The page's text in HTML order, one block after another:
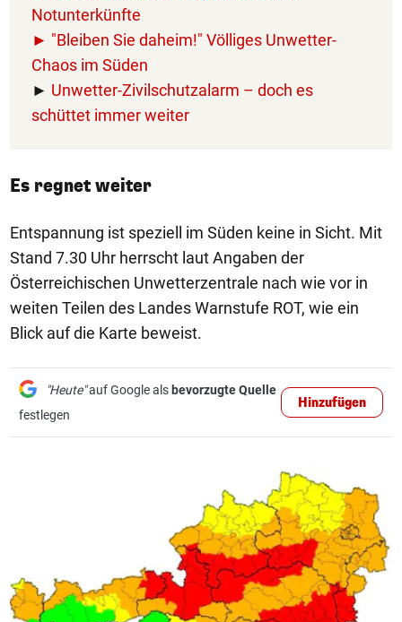
Notunterkünfte
► "Bleiben Sie daheim!" Völliges Unwetter-
Chaos im Süden
► Unwetter-Zivilschutzalarm – doch es
schüttet immer weiter
Es regnet weiter
Entspannung ist speziell im Süden keine in Sicht. Mit
Stand 7.30 Uhr herrscht laut Angaben der
Österreichischen Unwetterzentrale nach wie vor in
weiten Teilen des Landes Warnstufe ROT, wie ein
Blick auf die Karte beweist.
"Heute"auf Google als bevorzugte Quelle
festlegen
Hinzufügen